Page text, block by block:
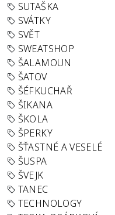
SUTAŠKA
SVÁTKY
SVĚT
SWEATSHOP
ŠALAMOUN
ŠATOV
ŠÉFKUCHAŘ
ŠIKANA
ŠKOLA
ŠPERKY
ŠŤASTNÉ A VESELÉ
ŠUSPA
ŠVEJK
TANEC
TECHNOLOGY